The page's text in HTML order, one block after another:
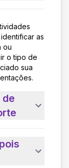
as
ou
o tipo de
sua
de